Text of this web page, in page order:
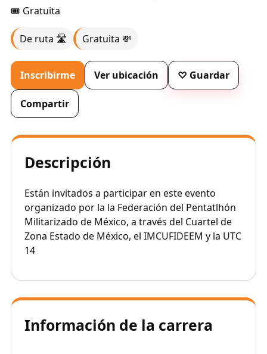
🎟️ Gratuita
De ruta 🛣️ Gratuita 💸
Inscribirme Ver ubicación ♡ Guardar
Compartir
Descripción
Están invitados a participar en este evento
organizado por la la Federación del Pentatlhón
Militarizado de México, a través del Cuartel de
Zona Estado de México, el IMCUFIDEEM y la UTC
14
Información de la carrera